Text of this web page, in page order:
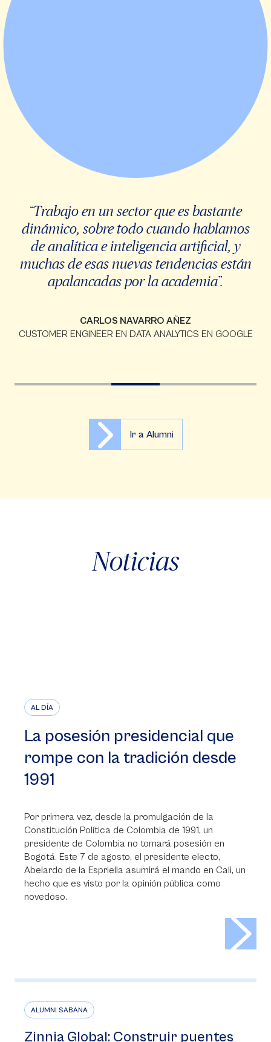
“Trabajo en un sector que es bastante
dinámico, sobre todo cuando hablamos
de analítica e inteligencia artificial, y
muchas de esas nuevas tendencias están
apalancadas por la academia”.
CARLOS NAVARRO AÑEZ
CUSTOMER ENGINEER EN DATA ANALYTICS EN GOOGLE
Ir a Alumni
Noticias
AL DÍA
La posesión presidencial que
rompe con la tradición desde
1991
Por primera vez, desde la promulgación de la
Constitución Política de Colombia de 1991, un
presidente de Colombia no tomará posesión en
Bogotá. Este 7 de agosto, el presidente electo,
Abelardo de la Espriella asumirá el mando en Cali, un
hecho que es visto por la opinión pública como
novedoso.
ALUMNI SABANA
Zinnia Global: Construir puentes